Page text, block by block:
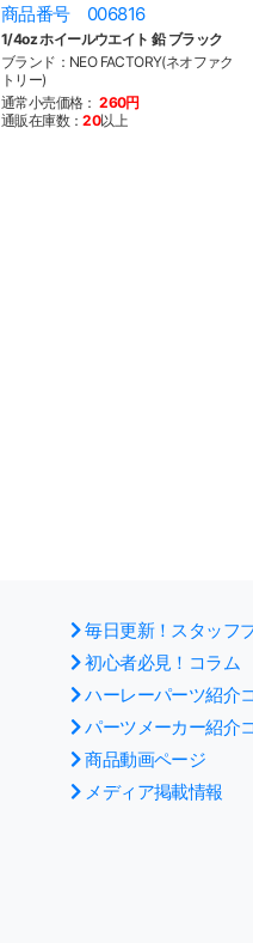
商品番号 006816
1/4oz ホイールウエイト 鉛 ブラック
ブランド：NEO FACTORY(ネオファク
トリー)
通常小売価格： 260円
通販在庫数：20以上
毎日更新！スタッフ
初心者必見！コラム
ハーレーパーツ紹介
パーツメーカー紹介
商品動画ページ
メディア掲載情報